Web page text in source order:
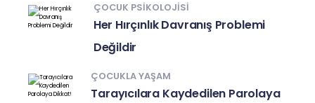
ÇOCUK PSIKOLOJISI
Her Hırçınlık Davranış Problemi
Değildir
ÇOCUKLA YAŞAM
Tarayıcılara Kaydedilen Parolaya